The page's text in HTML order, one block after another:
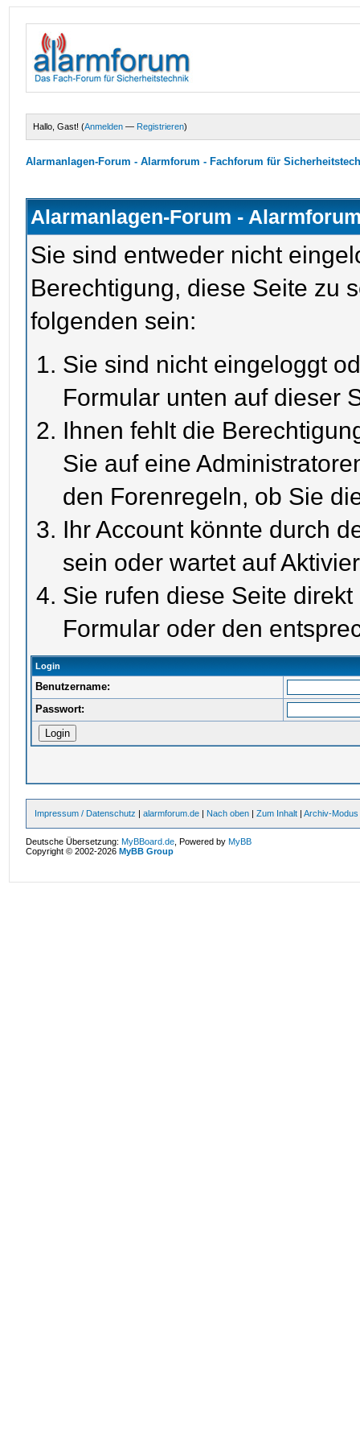
Hallo, Gast! (Anmelden — Registrieren)
Alarmanlagen-Forum - Alarmforum - Fachforum für
Alarmanlagen-Forum -
Sie sind entweder nicht
Berechtigung, diese Seite zu
folgenden sein:
Sie sind nicht eingeloggt
Formular unten auf dieser
Ihnen fehlt die
Sie auf eine
den Forenregeln, ob Sie
Ihr Account könnte durch
sein oder wartet auf
Sie rufen diese Seite
Formular oder den
Login
Benutzername:
Passwort:
Impressum / Datenschutz |alarmforum.de | Nach oben |Zum Inhalt |Archiv-Modus
Deutsche Übersetzung:MyBBoard.de , Powered byMyBB
Copyright © 2002-2026MyBB Group